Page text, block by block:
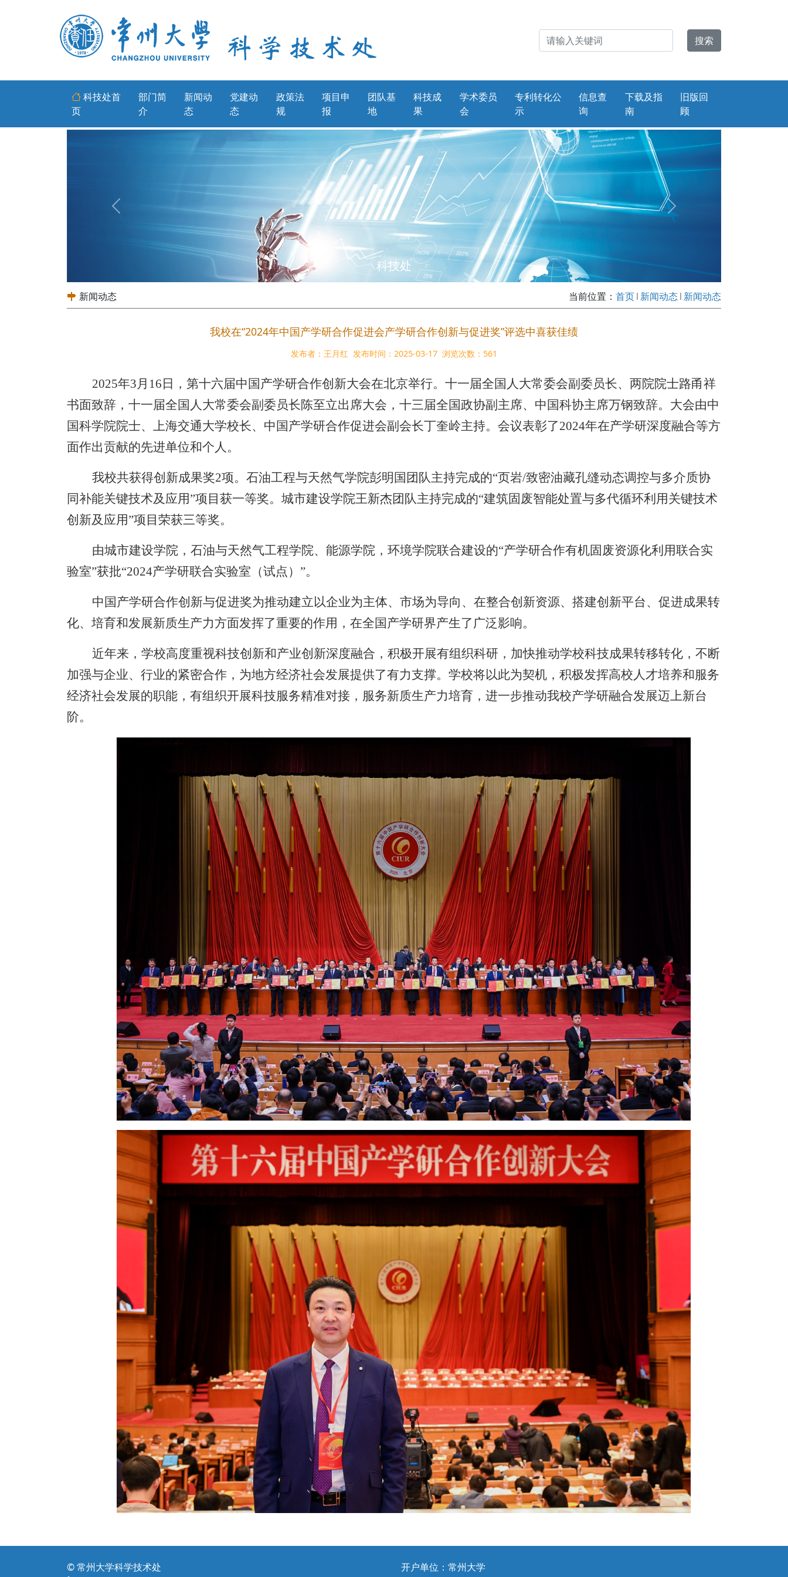
科技处首
页
部门简
介
新闻动
态
党建动
态
政策法
规
项目申
报
团队基
地
科技成
果
学术委员
会
专利转化公
示
信息查
询
下载及指
南
旧版回
顾
科技处
Previous Next
新闻动态 当前位置： 首页 新闻动态 新闻动态
我校在“2024年中国产学研合作促进会产学研合作创新与促进奖”评选中喜获佳绩
发布者：王月红 发布时间：2025-03-17 浏览次数： 561
2025年3月 16 日，第十六届中国产学研合作创新大会在北京举行。十一届全国人大常委会副委员长、两院院士路甬祥
书面致辞 ，十一届全国人大常委会副委员长陈至立出席大会，十三届全国政协副主席、中国科协主席万钢致辞。大会由中
国科学院院士、上海交通大学校长、中国产学研合作促进会副会长丁奎岭主持。 会议表彰了2024年在产学研深度融合等方
面作出贡献的先进单位和个人。
我校共获得创新成果奖2项。石油工程与天然气学院彭明国团队主持完成的“页岩/致密油藏孔缝动态调控与多介质协
同补能关键技术及应用”项目获一等奖。城市建设学院王新杰团队主持完成的“建筑固废智能处置与多代循环利用关键技术
创新及应用”项目荣获三等奖。
由城市建设学院，石油与天然气工程学院、能源学院，环境学院联合建设的“产学研合作有机固废资源化利用联合实
验室”获批“2024产学研联合实验室 （试点） ”。
中国产学研合作创新与促进奖为推动建立以企业为主体、市场为导向、在整合创新资源、搭建创新平台、促进成果转
化、培育和发展新质生产力方面发挥了重要的作用，在全国产学研界产生了广泛影响。
近年来，学校高度重视科技创新和产业创新深度融合 ，积极开展有组织科研，加快推动学校科技成果转移转化，不断
加强与企业、行业的紧密合作，为地方经济社会发展提供了有力支撑。学校将以此为契机，积极发挥高校人才培养和服务
经济社会发展的职能，有组织开展科技服务精准对接，服务新质生产力培育，进一步推动我校产学研融合发展迈上新台
阶。
© 常州大学科学技术处
开户单位：常州大学